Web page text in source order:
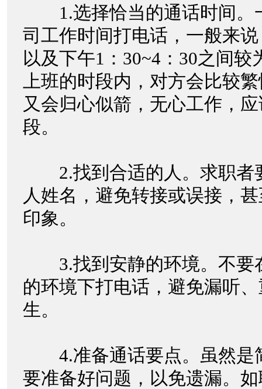
1.选择恰当的通话时间。
司工作时间打电话，一般来
以及下午1：30~4：30之间
上班的时段内，对方会比较
又会归心似箭，无心工作，
段。
2.找到合适的人。求职者
人姓名，避免转接或误接，
印象。
3.找到安静的环境。不要
的环境下打电话，避免漏听
生。
4.准备通话要点。虽然是
要准备好问题，以免遗漏。